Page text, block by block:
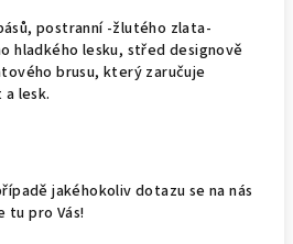
postranní -žlutého zlata-
hladkého lesku, střed designově
brusu, který zaručuje
lesk.
jakéhokoliv dotazu se na nás
tu pro Vás!